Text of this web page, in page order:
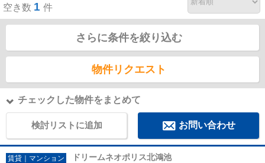
空き数 1 件
さらに条件を絞り込む
物件リクエスト
チェックした物件をまとめて
検討リストに追加 お問い合わせ
賃貸｜マンション ドリームネオポリス北鴻池